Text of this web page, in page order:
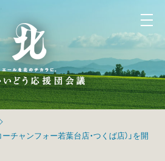
チャンフォー若葉台店・つくば店）」を開